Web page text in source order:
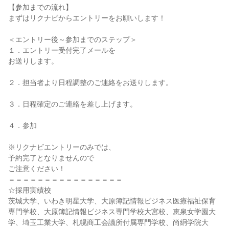
【参加までの流れ】
まずはリクナビからエントリーをお願いします！
＜エントリー後～参加までのステップ＞
１．エントリー受付完了メールを
お送りします。
２．担当者より日程調整のご連絡をお送りします。
３．日程確定のご連絡を差し上げます。
４．参加
※リクナビエントリーのみでは、
予約完了となりませんので
ご注意ください！
＝＝＝＝＝＝＝＝＝＝＝＝＝＝＝＝
☆採用実績校
茨城大学、いわき明星大学、大原簿記情報ビジネス医療福祉保育
専門学校、大原簿記情報ビジネス専門学校大宮校、恵泉女学園大
学、埼玉工業大学、札幌商工会議所付属専門学校、尚絅学院大